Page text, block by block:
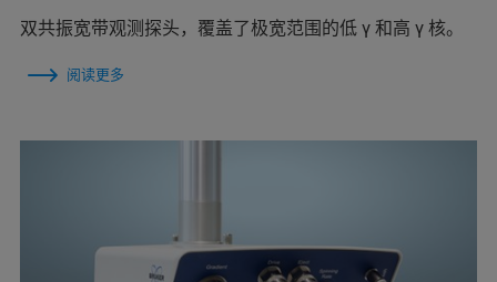
双共振宽带观测探头，覆盖了极宽范围的低 γ 和高 γ 核。
阅读更多